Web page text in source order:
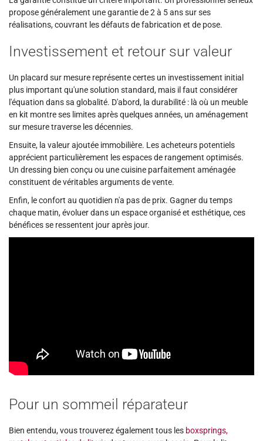
propose généralement une garantie de 2 à 5 ans sur ses
réalisations, couvrant les défauts de fabrication et de pose.
Investissement et retour sur valeur
Un placard sur mesure représente certes un investissement initial
plus important qu'une solution standard, mais il faut considérer
l'équation dans sa globalité. D'abord, la durabilité : là où un meuble
en kit montre ses limites après quelques années, un aménagement
sur mesure traverse les décennies.
Ensuite, la valeur ajoutée immobilière. Les acheteurs potentiels
apprécient particulièrement les espaces de rangement optimisés.
Un dressing bien conçu ou une cuisine parfaitement aménagée
constituent de véritables arguments de vente.
Enfin, le confort au quotidien n'a pas de prix. Gagner du temps
chaque matin, évoluer dans un espace organisé et esthétique, ces
bénéfices se ressentent jour après jour.
Pour un sommeil réparateur
Bien entendu, vous trouverez également tous les boxsprings,